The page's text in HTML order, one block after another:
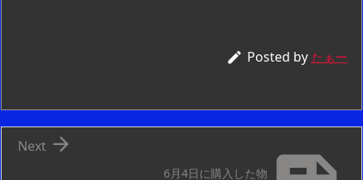
 Posted by たぁー
6月4日に購入した物

Next